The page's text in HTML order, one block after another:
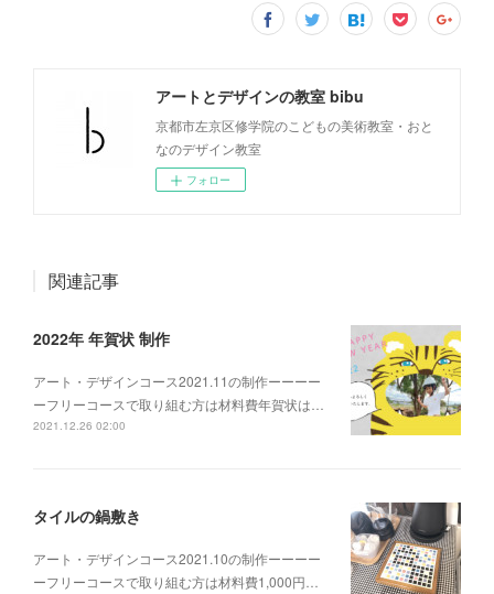
アートとデザインの教室 bibu
京都市左京区修学院のこどもの美術教室・おと
なのデザイン教室
フォロー
関連記事
2022年 年賀状 制作
アート・デザインコース2021.11の制作ーーーー
ーフリーコースで取り組む方は材料費年賀状は…
2021.12.26 02:00
タイルの鍋敷き
アート・デザインコース2021.10の制作ーーーー
ーフリーコースで取り組む方は材料費1,000円…